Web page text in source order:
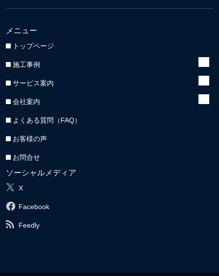
メニュー
トップページ
施工事例
サービス案内
会社案内
よくある質問（FAQ）
お客様の声
お問合せ
ソーシャルメディア
X
Facebook
Feedly